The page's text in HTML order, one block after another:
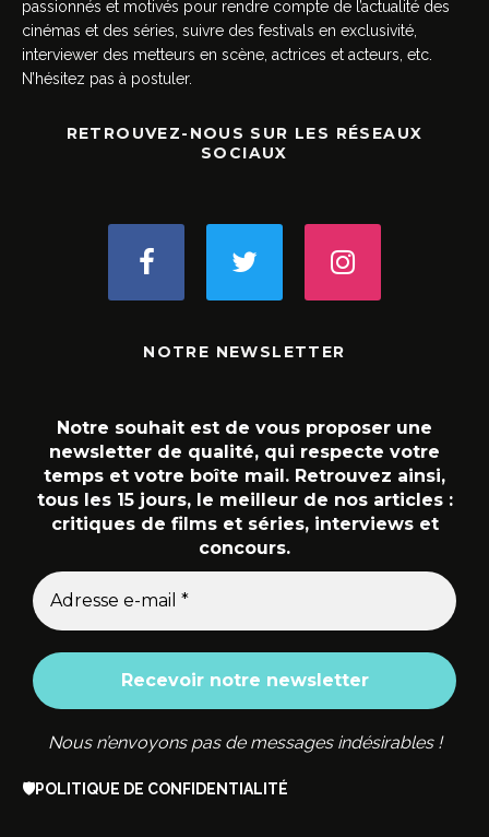
passionnés et motivés pour rendre compte de l’actualité des
cinémas et des séries, suivre des festivals en exclusivité,
interviewer des metteurs en scène, actrices et acteurs, etc.
N’hésitez pas à postuler.
RETROUVEZ-NOUS SUR LES RÉSEAUX
SOCIAUX
NOTRE NEWSLETTER
Notre souhait est de vous proposer une
newsletter de qualité, qui respecte votre
temps et votre boîte mail. Retrouvez ainsi,
tous les 15 jours, le meilleur de nos articles :
critiques de films et séries, interviews et
concours.
Nous n’envoyons pas de messages indésirables !
🛡️POLITIQUE DE CONFIDENTIALITÉ